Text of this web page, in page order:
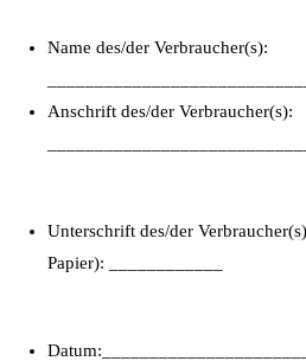
Name des/der Verbraucher(s):
Anschrift des/der Verbraucher(s):
Unterschrift des/der
Papier): ____________